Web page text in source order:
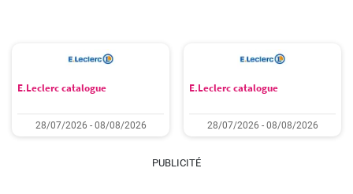
E.Leclerc catalogue
28/07/2026 - 08/08/2026
E.Leclerc catalogue
28/07/2026 - 08/08/2026
PUBLICITÉ